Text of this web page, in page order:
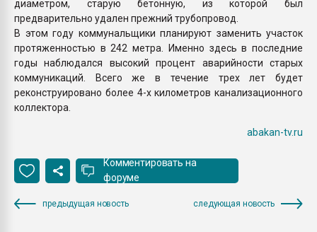
диаметром, старую бетонную, из которой был
предварительно удален прежний трубопровод.
В этом году коммунальщики планируют заменить участок
протяженностью в 242 метра. Именно здесь в последние
годы наблюдался высокий процент аварийности старых
коммуникаций. Всего же в течение трех лет будет
реконструировано более 4-х километров канализационного
коллектора.
abakan-tv.ru
Комментировать на
форуме
предыдущая новость следующая новость